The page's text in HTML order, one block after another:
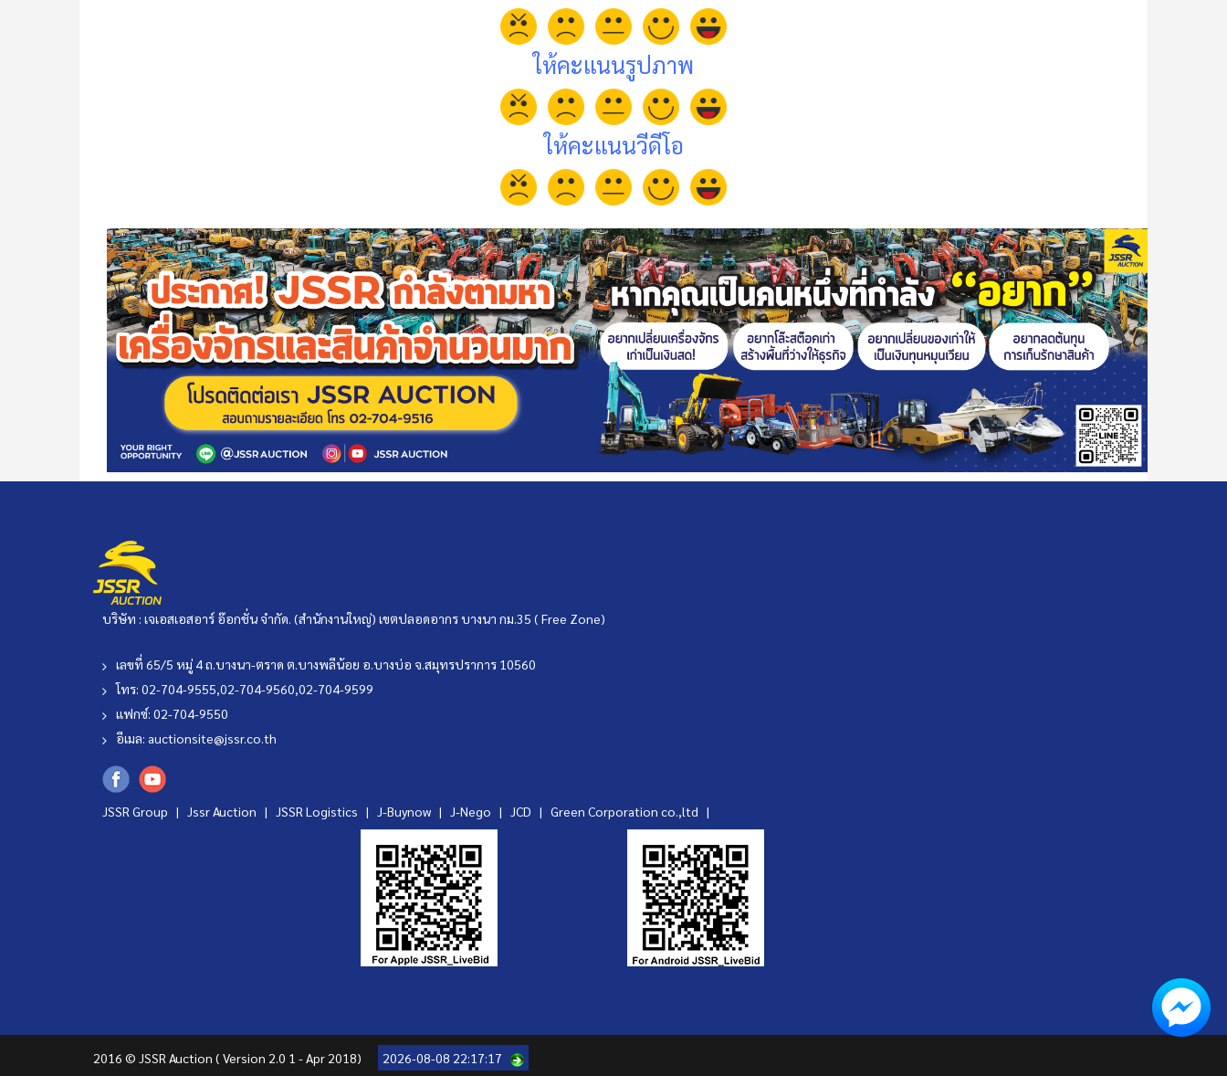
ให้คะแนนรูปภาพ
ให้คะแนนวีดีโอ
บริษัท : เจเอสเอสอาร์ อ๊อกชั่น จำกัด. (สำนักงานใหญ่) เขตปลอดอากร บางนา กม.35 ( Free Zone)
เลขที่ 65/5 หมู่ 4 ถ.บางนา-ตราด ต.บางพลีน้อย อ.บางบ่อ จ.สมุทรปราการ 10560
โทร: 02-704-9555,02-704-9560,02-704-9599
แฟกซ์: 02-704-9550
อีเมล: auctionsite@jssr.co.th
JSSR Group | Jssr Auction | JSSR Logistics | J-Buynow | J-Nego | JCD | Green Corporation co.,ltd |
2016 © JSSR Auction ( Version 2.0 1 - Apr 2018) 2026-08-08 22:17:17